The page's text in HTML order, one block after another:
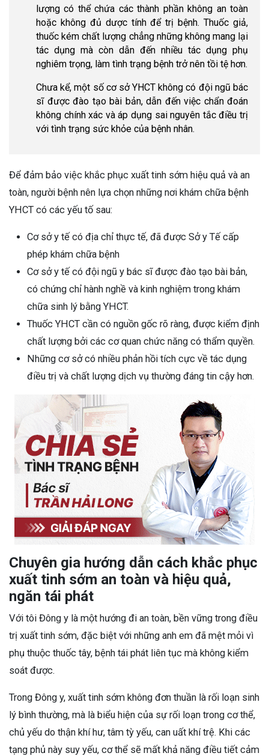
lượng có thể chứa các thành phần không an toàn
hoặc không đủ dược tính để trị bệnh. Thuốc giả,
thuốc kém chất lượng chẳng những không mang lại
tác dụng mà còn dẫn đến nhiều tác dụng phụ
nghiêm trọng, làm tình trạng bệnh trở nên tồi tệ hơn.
Chưa kể, một số cơ sở YHCT không có đội ngũ bác
sĩ được đào tạo bài bản, dẫn đến việc chẩn đoán
không chính xác và áp dụng sai nguyên tắc điều trị
với tình trạng sức khỏe của bệnh nhân.
Để đảm bảo việc khắc phục xuất tinh sớm hiệu quả và an
toàn, người bệnh nên lựa chọn những nơi khám chữa bệnh
YHCT có các yếu tố sau:
Cơ sở y tế có địa chỉ thực tế, đã được Sở y Tế cấp
phép khám chữa bệnh
Cơ sở y tế có đội ngũ y bác sĩ được đào tạo bài bản,
có chứng chỉ hành nghề và kinh nghiệm trong khám
chữa sinh lý bằng YHCT.
Thuốc YHCT cần có nguồn gốc rõ ràng, được kiểm định
chất lượng bởi các cơ quan chức năng có thẩm quyền.
Những cơ sở có nhiều phản hồi tích cực về tác dụng
điều trị và chất lượng dịch vụ thường đáng tin cậy hơn.
Chuyên gia hướng dẫn cách khắc phục
xuất tinh sớm an toàn và hiệu quả,
ngăn tái phát
Với tôi Đông y là một hướng đi an toàn, bền vững trong điều
trị xuất tinh sớm, đặc biệt với những anh em đã mệt mỏi vì
phụ thuộc thuốc tây, bệnh tái phát liên tục mà không kiểm
soát được.
Trong Đông y, xuất tinh sớm không đơn thuần là rối loạn sinh
lý bình thường, mà là biểu hiện của sự rối loạn trong cơ thể,
chủ yếu do thận khí hư, tâm tỳ yếu, can uất khí trệ. Khi các
tạng phủ này suy yếu, cơ thể sẽ mất khả năng điều tiết cảm